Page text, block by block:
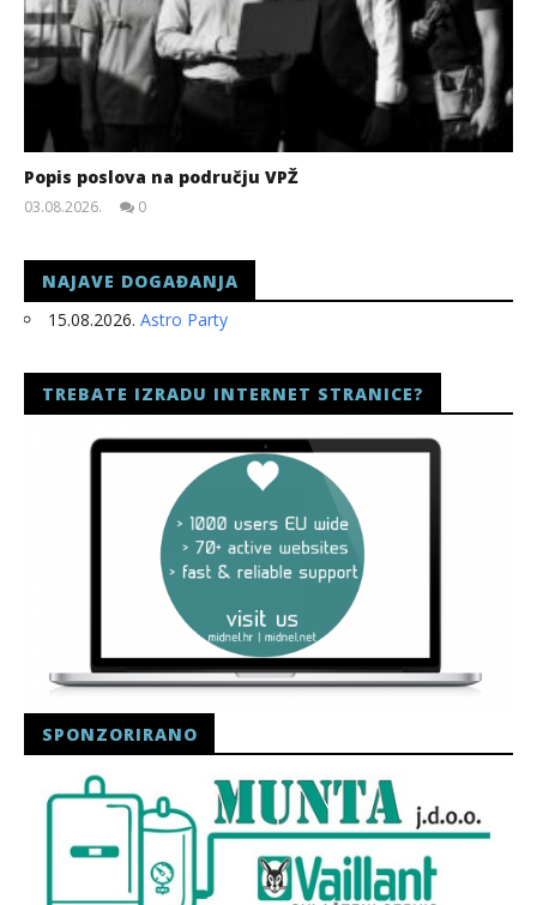
Popis poslova na području VPŽ
03.08.2026.
0
NAJAVE DOGAĐANJA
15.08.2026. Astro Party
TREBATE IZRADU INTERNET STRANICE?
SPONZORIRANO